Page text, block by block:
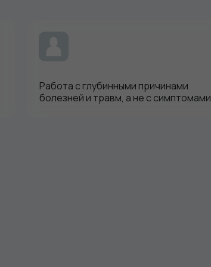
Работа с глубинными причинами
болезней и травм, а не с симптомами